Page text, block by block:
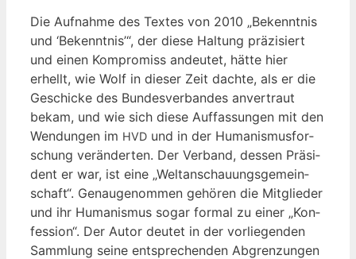
Die Auf­nah­me des Tex­tes von 2010 „Bekennt­nis
und ‘Bekennt­nis’“, der die­se Hal­tung prä­zi­siert
und einen Kom­pro­miss andeu­tet, hät­te hier
erhellt, wie Wolf in die­ser Zeit dach­te, als er die
Geschi­cke des Bun­des­ver­ban­des anver­traut
bekam, und wie sich die­se Auf­fas­sun­gen mit den
Wen­dun­gen im HVD und in der Huma­nis­mus­for­
schung ver­än­der­ten. Der Ver­band, des­sen Prä­si­
dent er war, ist eine „Welt­an­schau­ungs­ge­mein­
schaft“. Genau­ge­nom­men gehö­ren die Mit­glie­der
und ihr Huma­nis­mus sogar for­mal zu einer „Kon­
fes­si­on“. Der Autor deu­tet in der vor­lie­gen­den
Samm­lung sei­ne ent­spre­chen­den Abgren­zun­gen